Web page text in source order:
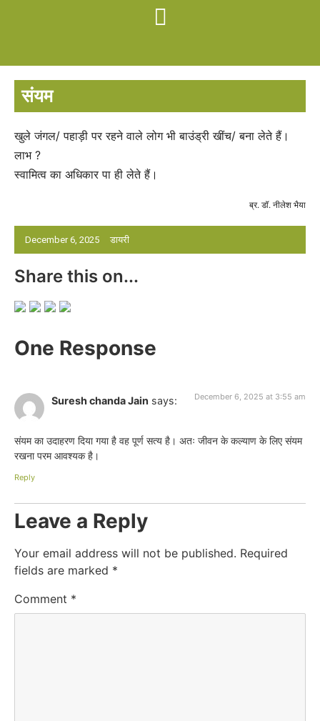
संयम
December 6, 2025 डायरी
खुले जंगल/ पहाड़ी पर रहने वाले लोग भी बाउंड्री खींच/ बना लेते हैं।
लाभ ?
स्वामित्व का अधिकार पा ही लेते हैं।
ब्र. डॉ. नीलेश भैया
Share this on...
One Response
Suresh chanda Jain says: December 6, 2025 at 3:55 am
संयम का उदाहरण दिया गया है वह पूर्ण सत्य है। अतः जीवन के कल्याण के लिए संयम
रखना परम आवश्यक है।
Reply
Leave a Reply
Your email address will not be published. Required
fields are marked *
Comment *